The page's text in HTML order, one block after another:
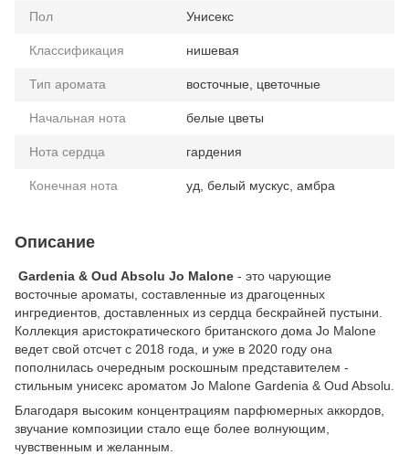
Пол Унисекс
Классификация нишевая
Тип аромата восточные, цветочные
Начальная нота белые цветы
Нота сердца гардения
Конечная нота уд, белый мускус, амбра
Описание
Gardenia & Oud Absolu Jo Malone - это чарующие
восточные ароматы, составленные из драгоценных
ингредиентов, доставленных из сердца бескрайней пустыни.
Коллекция аристократического британского дома Jo Malone
ведет свой отсчет с 2018 года, и уже в 2020 году она
пополнилась очередным роскошным представителем -
стильным унисекс ароматом Jo Malone Gardenia & Oud Absolu.
Благодаря высоким концентрациям парфюмерных аккордов,
звучание композиции стало еще более волнующим,
чувственным и желанным.